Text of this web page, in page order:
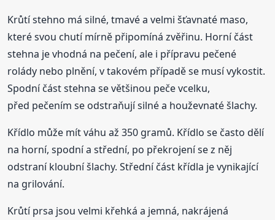
Krůtí stehno má silné, tmavé a velmi šťavnaté maso,
které svou chutí mírně připomíná zvěřinu. Horní část
stehna je vhodná na pečení, ale i přípravu pečené
rolády nebo plnění, v takovém případě se musí vykostit.
Spodní část stehna se většinou peče vcelku,
před pečením se odstraňují silné a houževnaté šlachy.
Křídlo může mít váhu až 350 gramů. Křídlo se často dělí
na horní, spodní a střední, po překrojení se z něj
odstraní kloubní šlachy. Střední část křídla je vynikající
na grilování.
Krůtí prsa jsou velmi křehká a jemná, nakrájená